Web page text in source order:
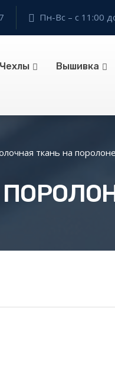
Пн-Вс – с 11:00
Вышивка
ткань на